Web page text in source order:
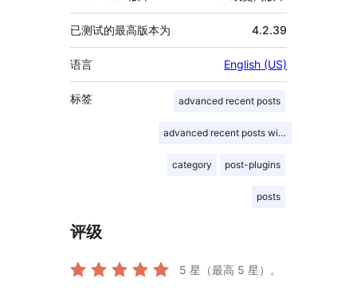
已测试的最高版本为 4.2.39
语言 English (US)
标签 advanced recent posts
advanced recent posts widget
category post-plugins
posts
评级
5 星（最高 5 星）。